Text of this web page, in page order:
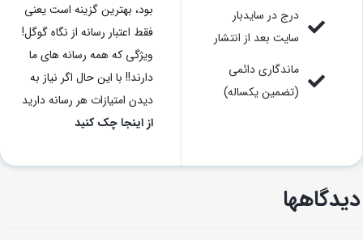
درج در سایدبار
سایت بعد از انتشار
ماندگاری دائمی
(تضمین یکساله)
بود، بهترین گزینه است یعنی
فقط اعتبار رسانه از نگاه گوگل!
ویژگی که همه رسانه های ما
دارند!! با این حال اگر نیاز به
دیدن امتیازات هر رسانه دارید
از اینجا چک کنید
دیدگاهها